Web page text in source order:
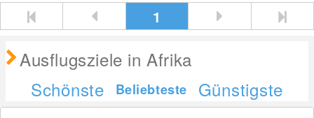
1
Ausflugsziele in Afrika
Schönste
Beliebteste
Günstigste